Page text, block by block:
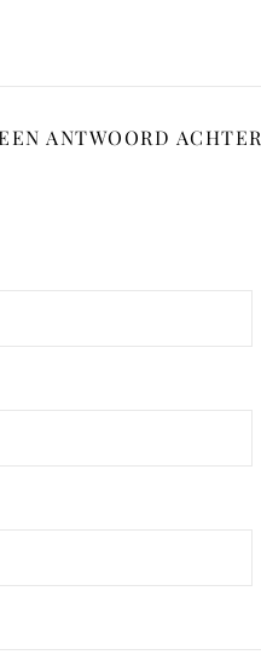
ANTWOORD ACHTER